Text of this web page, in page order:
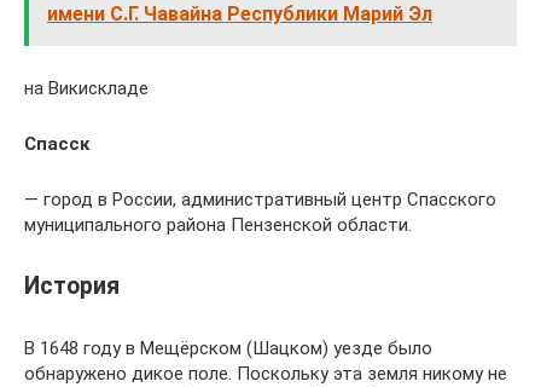
имени С.Г. Чавайна Республики Марий Эл
на Викискладе
Спасск
— город в России, административный центр Спасского
муниципального района Пензенской области.
История
В 1648 году в Мещёрском (Шацком) уезде было
обнаружено дикое поле. Поскольку эта земля никому не